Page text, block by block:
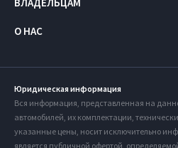
О НАС
Юридическая информация
Вся информация, представленная на
автомобилей, их комплектации,
указанные цены, носит исключительно
является публичной офертой,